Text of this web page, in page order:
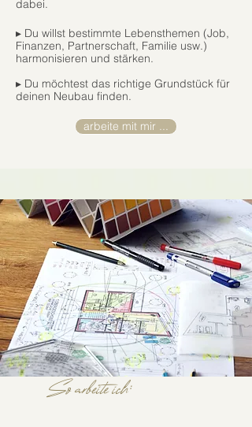
dabei.
▸ Du willst bestimmte Lebensthemen (Job,
Finanzen, Partnerschaft, Familie usw.)
harmonisieren und stärken.
▸ Du möchtest das richtige Grundstück für
deinen Neubau finden.
arbeite mit mir ...
So arbeite ich: